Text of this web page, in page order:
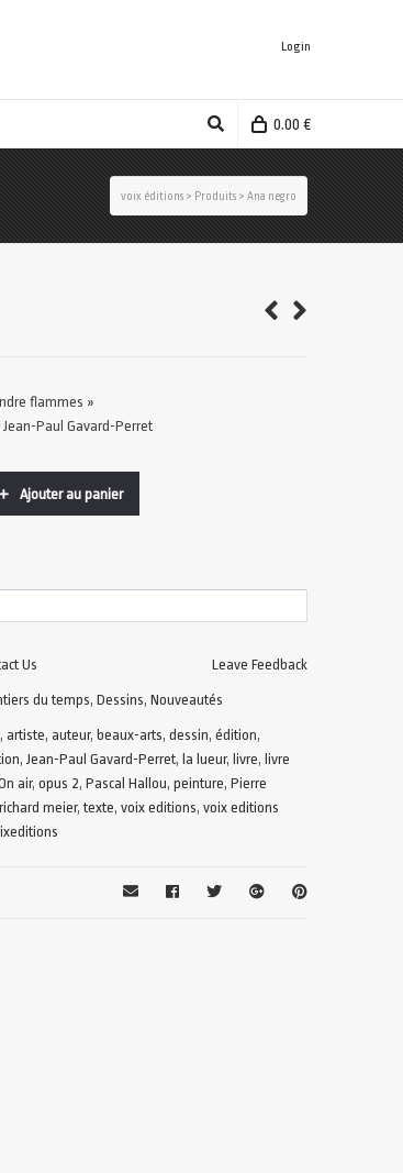
Login
0.00 €
voix éditions > Produits > Ana negro
flammes »
Paul Gavard-Perret
Ajouter au panier
Us Leave Feedback
du temps,Dessins,Nouveautés
,artiste,auteur,beaux-arts,dessin,édition,
,Jean-Paul Gavard-Perret, la lueur, livre, livre
air,opus 2,Pascal Hallou,peinture,Pierre
richard meier,texte,voix editions,voix editions